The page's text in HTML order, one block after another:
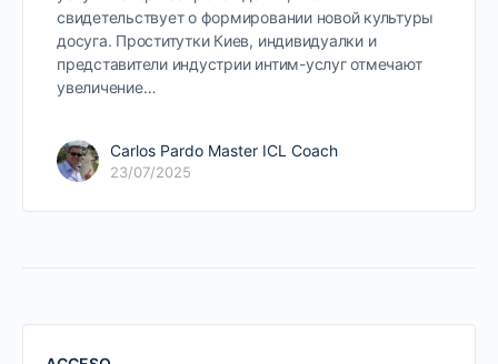
свидетельствует о формировании новой культуры
досуга. Проститутки Киев, индивидуалки и
представители индустрии интим-услуг отмечают
увеличение…
Carlos Pardo Master ICL Coach
23/07/2025